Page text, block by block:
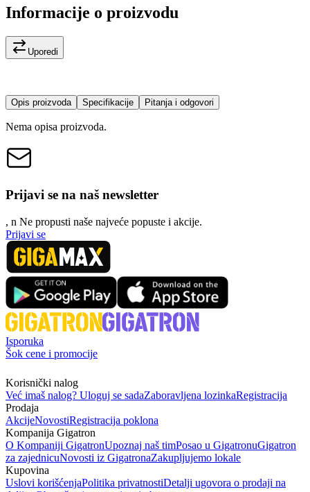
Informacije o proizvodu
Uporedi
Opis proizvoda Specifikacije Pitanja i odgovori
Nema opisa proizvoda.
Prijavi se na naš newsletter
, n Ne propusti naše najveće popuste i akcije.
Prijavi se
Isporuka
Šok cene i promocije
Korisnički nalog
Već imaš nalog? Uloguj se sadaZaboravljena lozinkaRegistracija
Prodaja
AkcijeNovostiRegistracija poklona
Kompanija Gigatron
O Kompaniji GigatronUpoznaj naš timPosao u GigatronuGigatron
za zajednicuNovosti iz GigatronaZakupljujemo lokale
Kupovina
Uslovi korišćenjaPolitika privatnostiDetalji ugovora o prodaji na